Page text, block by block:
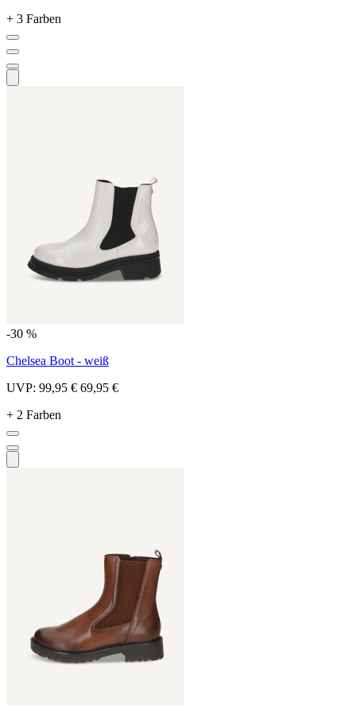
+ 3 Farben
-30 %
Chelsea Boot - weiß
UVP: 99,95 € 69,95 €
+ 2 Farben